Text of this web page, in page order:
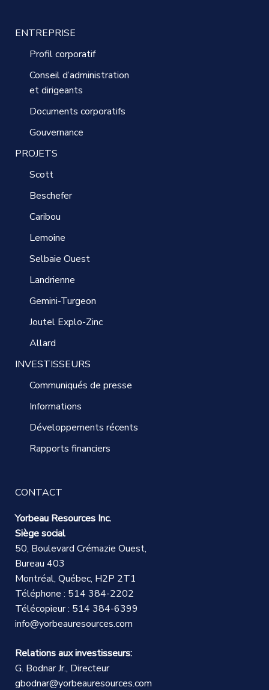
ENTREPRISE
Profil corporatif
Conseil d’administration
et dirigeants
Documents corporatifs
Gouvernance
PROJETS
Scott
Beschefer
Caribou
Lemoine
Selbaie Ouest
Landrienne
Gemini-Turgeon
Joutel Explo-Zinc
Allard
INVESTISSEURS
Communiqués de presse
Informations
Développements récents
Rapports financiers
CONTACT
Yorbeau Resources Inc.
Siège social
50, Boulevard Crémazie Ouest,
Bureau 403
Montréal, Québec, H2P 2T1
Téléphone : 514 384-2202
Télécopieur : 514 384-6399
info@yorbeauresources.com
Relations aux investisseurs:
G. Bodnar Jr., Directeur
gbodnar@yorbeauresources.com